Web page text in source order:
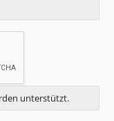
unterstützt.